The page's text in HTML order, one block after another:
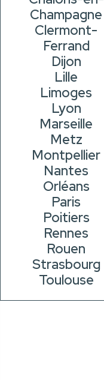
Champagne
Clermont-
Ferrand
Dijon
Lille
Limoges
Lyon
Marseille
Metz
Montpellier
Nantes
Orléans
Paris
Poitiers
Rennes
Rouen
Strasbourg
Toulouse